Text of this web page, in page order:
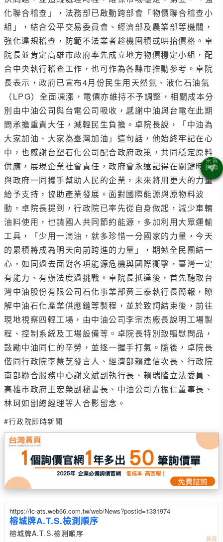
化聯合稽查」，法務部已啟動跨部會「物價聯合稽查小
組」，結合公平交易委員會、經濟部及農業部等機關，
強化違規稽查，防範不法業者趁機囤積或哄抬價格。卓
院長並肯定高雄市政府率先成立地方物價穩定小組，配
合中央執行稽查工作，也可作為各縣市推動參考。卓院
長表示，政府已宣布4月份民生用天然氣、液化石油氣
（LPG）全面凍漲，電價亦維持不予調整，相關成本分
別由中油公司與台電公司吸收，感謝中油與台電在此期
間承擔重責大任，減輕民生負擔。卓院長說，「中油為
大家加油、大家為臺灣加油」這句話，他始終牢記在心
中，也感謝台塑石化公司配合政府政策，共同穩定原料
供應，展現企業社會責任，政府會永遠記得在關鍵時刻
與政府一同攜手幫助人民的企業，未來將用更大的力量
給予支持，協助產業發展。面對國際能源與原物料波
動，卓院長提到，行政院已率先從自身做起，減少車輛
油料使用，也請國人共同節約能源，多加利用大眾運輸
工具，「少用一滴油，就多珍惜一分國家的力量，今天
的累積將成為明天向前跨進的力量」，期勉全民團結一
心，如同過去面對各項能源危機與國際衝擊，臺灣一定
有能力、有辦法度過挑戰。卓院長抵達後，首先聽取台
灣中油股份有限公司石化事業部黃三泰執行長簡報，瞭
解中油石化產業供應鏈等製程，並於致詞結束後，前往
現地視察四輕工場，由中油公司李宗杰廠長說明工場製
程、控制系統及工場設備等。卓院長特別致贈慰問品，
鼓勵中油同仁的辛勞，並逐一握手打氣。隨後，卓院長
偕同行政院李慧芝發言人、經濟部賴建信次長、行政院
南部聯合服務中心謝文斌副執行長、賴瑞隆立法委員、
高雄市政府王宏榮副秘書長、中油公司方振仁董事長、
林珂如副總經理等人合影留念。
#行政院即時新聞
https://lc-ats.web66.com.tw/web/News?postId=1331974
榕城牌A.T.S.檢測順序
榕城牌A.T.S.檢測順序